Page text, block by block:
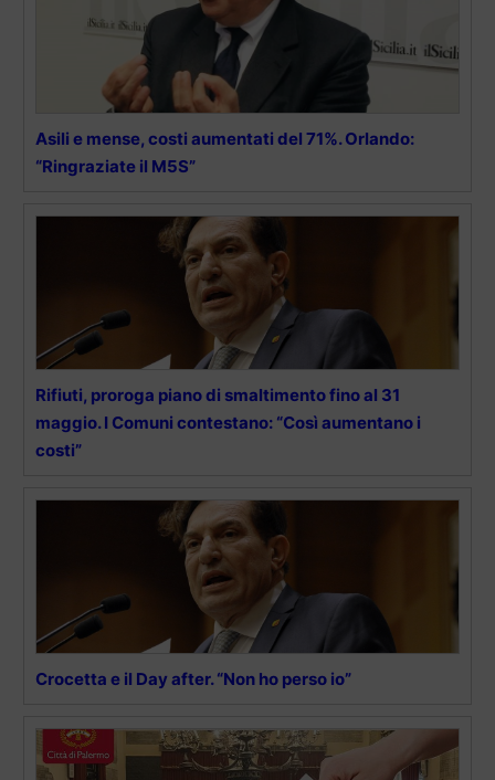
Asili e mense, costi aumentati del 71%. Orlando:
“Ringraziate il M5S”
Rifiuti, proroga piano di smaltimento fino al 31
maggio. I Comuni contestano: “Così aumentano i
costi”
Crocetta e il Day after. “Non ho perso io”